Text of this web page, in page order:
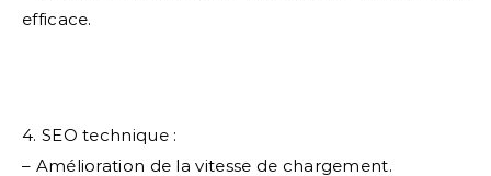
efficace.
4. SEO technique :
– Amélioration de la vitesse de chargement.